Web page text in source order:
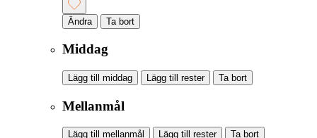
Ändra Ta bort
Middag
Lägg till middag Lägg till rester Ta bort
Mellanmål
Lägg till mellanmål Lägg till rester Ta bort